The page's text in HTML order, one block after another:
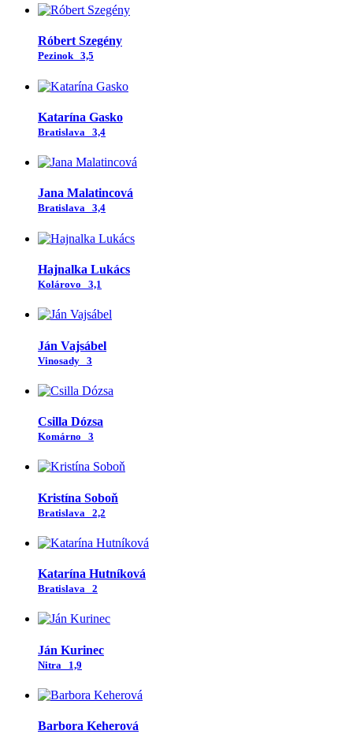
Róbert Szegény
Pezinok 3,5
Katarína Gasko
Bratislava 3,4
Jana Malatincová
Bratislava 3,4
Hajnalka Lukács
Kolárovo 3,1
Ján Vajsábel
Vinosady 3
Csilla Dózsa
Komárno 3
Kristína Soboň
Bratislava 2,2
Katarína Hutníková
Bratislava 2
Ján Kurinec
Nitra 1,9
Barbora Keherová